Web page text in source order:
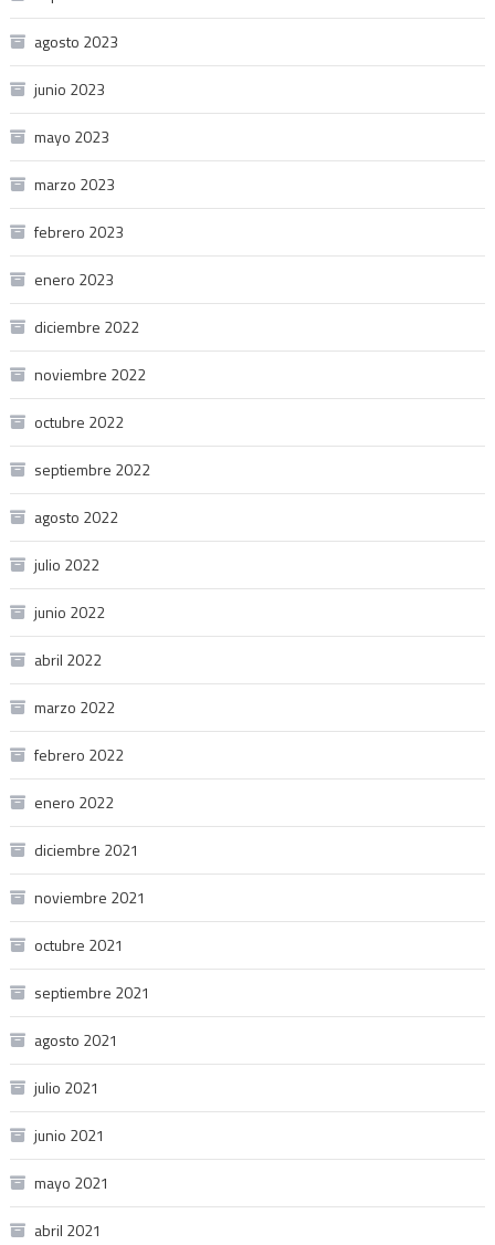
agosto 2023
junio 2023
mayo 2023
marzo 2023
febrero 2023
enero 2023
diciembre 2022
noviembre 2022
octubre 2022
septiembre 2022
agosto 2022
julio 2022
junio 2022
abril 2022
marzo 2022
febrero 2022
enero 2022
diciembre 2021
noviembre 2021
octubre 2021
septiembre 2021
agosto 2021
julio 2021
junio 2021
mayo 2021
abril 2021